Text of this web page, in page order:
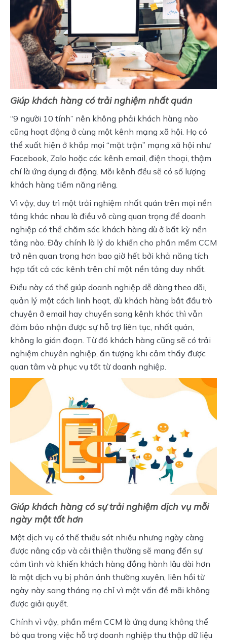
Giúp khách hàng có trải nghiệm nhất quán
“9 người 10 tính” nên không phải khách hàng nào
cũng hoạt động ở cùng một kênh mạng xã hội. Họ có
thể xuất hiện ở khắp mọi “mặt trận” mạng xã hội như
Facebook, Zalo hoặc các kênh email, điện thoại, thậm
chí là ứng dụng di động. Mỗi kênh đều sẽ có số lượng
khách hàng tiềm năng riêng.
Vì vậy, duy trì một trải nghiệm nhất quán trên mọi nền
tảng khác nhau là điều vô cùng quan trọng để doanh
nghiệp có thể chăm sóc khách hàng dù ở bất kỳ nền
tảng nào. Đây chính là lý do khiến cho phần mềm CCM
trở nên quan trọng hơn bao giờ hết bởi khả năng tích
hợp tất cả các kênh trên chỉ một nền tảng duy nhất.
Điều này có thể giúp doanh nghiệp dễ dàng theo dõi,
quản lý một cách linh hoạt, dù khách hàng bắt đầu trò
chuyện ở email hay chuyển sang kênh khác thì vẫn
đảm bảo nhận được sự hỗ trợ liên tục, nhất quán,
không lo gián đoạn. Từ đó khách hàng cũng sẽ có trải
nghiệm chuyên nghiệp, ấn tượng khi cảm thấy được
quan tâm và phục vụ tốt từ doanh nghiệp.
Giúp khách hàng có sự trải nghiệm dịch vụ mỗi
ngày một tốt hơn
Một dịch vụ có thể thiếu sót nhiều nhưng ngày càng
được nâng cấp và cải thiện thường sẽ mang đến sự
cảm tình và khiến khách hàng đồng hành lâu dài hơn
là một dịch vụ bị phản ánh thường xuyên, liên hồi từ
ngày này sang tháng nọ chỉ vì một vấn đề mãi không
được giải quyết.
Chính vì vậy, phần mềm CCM là ứng dụng không thể
bỏ qua trong việc hỗ trợ doanh nghiệp thu thập dữ liệu